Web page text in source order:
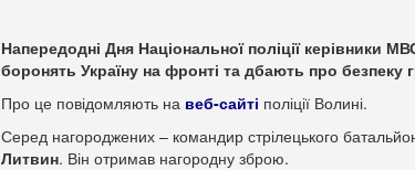
Напередодні Дня Національної поліції керівники
боронять Україну на фронті та дбають про безпеку
Про це повідомляють на веб-сайті поліції Волині.
Серед нагороджених – командир стрілецького
Литвин. Він отримав нагородну зброю.